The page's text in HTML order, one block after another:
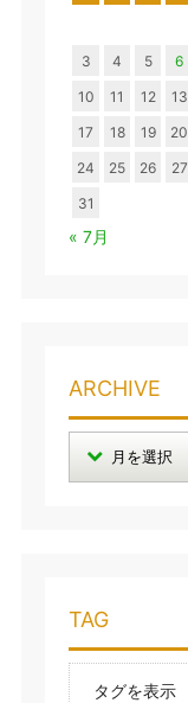
3
4 5 6
10
11 12 13
17
18 19 20
24
25 26 27
31
« 7月
ARCHIVE
TAG
タグを表示